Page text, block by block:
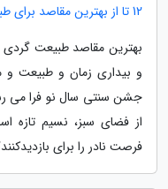
12 تا از بهترین مقاصد برای طبیعتگردی در بهار
بهترین مقاصد طبیعت گردی
و بیداری زمان و طبیعت و
جشن سنتی سال نو فرا می
از فضای سبز، نسیم تازه
فرصت نادر را برای